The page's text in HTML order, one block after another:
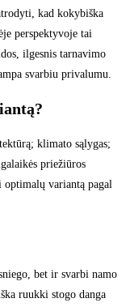
kad kokybiška
perspektyvoje tai
ilgesnis tarnavimo
svarbiu privalumu.
klimato sąlygas;
priežiūros
variantą pagal
bet ir svarbi namo
ruukki stogo danga